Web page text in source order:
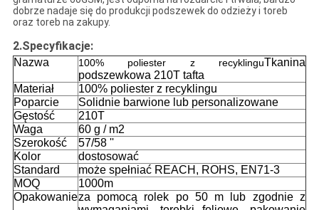
dobrze nadaje się do produkcji podszewek do odzieży i toreb
oraz toreb na zakupy.
2.Specyfikacje:
Nazwa 100% poliester z recyklinguTkanina
podszewkowa 210T tafta
Materiał
100% poliester z recyklingu
Poparcie
Solidnie barwione lub personalizowane
Gęstość
210T
Waga
60 g / m2
Szerokość
57/58 ''
Kolor
dostosować
Standard
może spełniać REACH, ROHS, EN71-3
MOQ
1000m
Opakowanieza pomocą rolek po 50 m lub zgodnie z